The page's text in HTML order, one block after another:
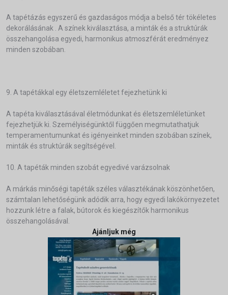
A tapétázás egyszerű és gazdaságos módja a belső tér tökéletes
dekorálásának . A színek kiválasztása, a minták és a struktúrák
összehangolása egyedi, harmonikus atmoszférát eredményez
minden szobában.
9. A tapétákkal egy életszemléletet fejezhetünk ki
A tapéta kiválasztásával életmódunkat és életszemléletünket
fejezhetjük ki. Személyiségünktől függően megmutathatjuk
temperamentumunkat és igényeinket minden szobában színek,
minták és struktúrák segítségével.
10. A tapéták minden szobát egyedivé varázsolnak
A márkás minőségi tapéták széles választékának köszönhetően,
számtalan lehetőségünk adódik arra, hogy egyedi lakókörnyezetet
hozzunk létre a falak, bútorok és kiegészítők harmonikus
összehangolásával.
Ajánljuk még